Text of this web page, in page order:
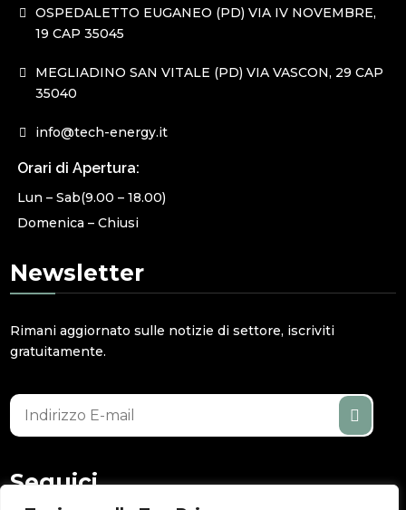
OSPEDALETTO EUGANEO (PD) VIA IV NOVEMBRE,
19 CAP 35045
MEGLIADINO SAN VITALE (PD) VIA VASCON, 29 CAP
35040
info@tech-energy.it
Orari di Apertura:
Lun – Sab(9.00 – 18.00)
Domenica – Chiusi
Newsletter
Rimani aggiornato sulle notizie di settore, iscriviti
gratuitamente.
Seguici